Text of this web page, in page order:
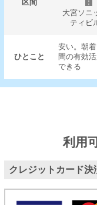
区間
大宮ソニ
ティビ
ひとこと
安い。朝
間の有効
できる
利用
クレジットカード決